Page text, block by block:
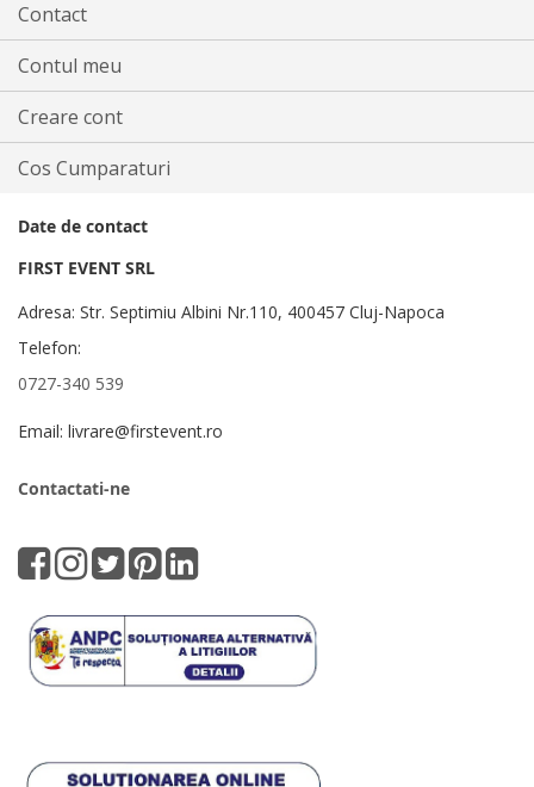
Contact
Contul meu
Creare cont
Cos Cumparaturi
Date de contact
FIRST EVENT SRL
Adresa: Str. Septimiu Albini Nr.110, 400457 Cluj-Napoca
Telefon:
0727-340 539
Email: livrare@firstevent.ro
Contactati-ne